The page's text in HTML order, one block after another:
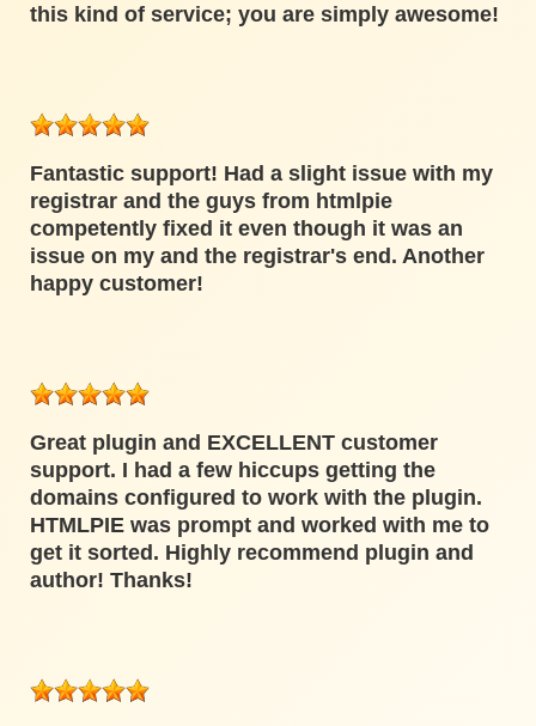
this kind of service; you are simply awesome!
Fantastic support! Had a slight issue with my
registrar and the guys from htmlpie
competently fixed it even though it was an
issue on my and the registrar's end. Another
happy customer!
Great plugin and EXCELLENT customer
support. I had a few hiccups getting the
domains configured to work with the plugin.
HTMLPIE was prompt and worked with me to
get it sorted. Highly recommend plugin and
author! Thanks!